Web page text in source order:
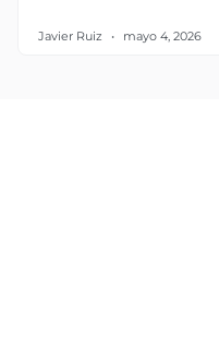
Javier Ruiz mayo 4, 2026